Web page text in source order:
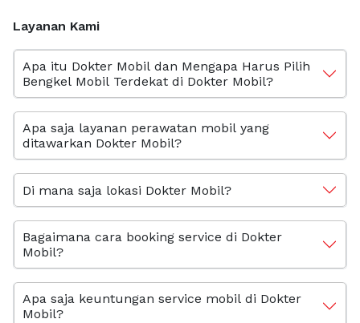
Layanan Kami
Apa itu Dokter Mobil dan Mengapa Harus Pilih
Bengkel Mobil Terdekat di Dokter Mobil?
Apa saja layanan perawatan mobil yang
ditawarkan Dokter Mobil?
Di mana saja lokasi Dokter Mobil?
Bagaimana cara booking service di Dokter
Mobil?
Apa saja keuntungan service mobil di Dokter
Mobil?